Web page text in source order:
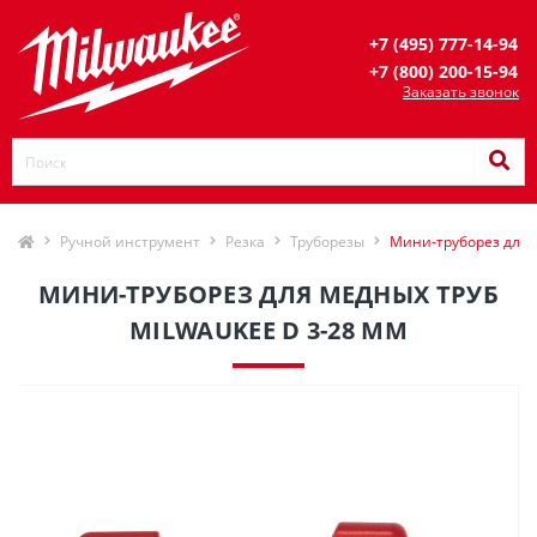
+7 (495) 777-14-94
+7 (800) 200-15-94
Заказать звонок
Ручной инструмент Резка Труборезы Мини-труборез для
МИНИ-ТРУБОРЕЗ ДЛЯ МЕДНЫХ ТРУБ
MILWAUKEE D 3-28 ММ